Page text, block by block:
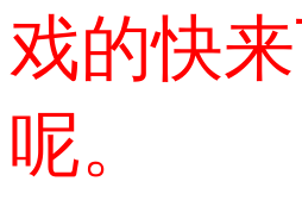
戏的快
呢。